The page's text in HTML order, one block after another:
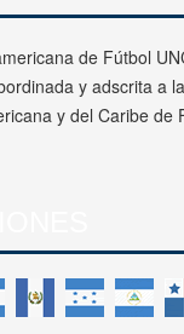
de Fútbol
y adscrita a
y del Caribe de